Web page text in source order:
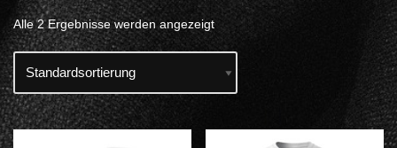
Alle 2 Ergebnisse werden angezeigt